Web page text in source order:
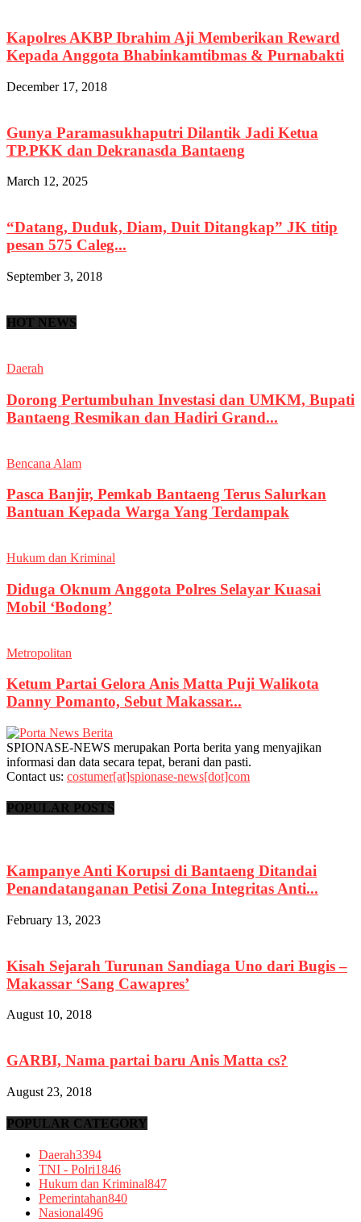
Kapolres AKBP Ibrahim Aji Memberikan Reward
Kepada Anggota Bhabinkamtibmas & Purnabakti
December 17, 2018
Gunya Paramasukhaputri Dilantik Jadi Ketua
TP.PKK dan Dekranasda Bantaeng
March 12, 2025
“Datang, Duduk, Diam, Duit Ditangkap” JK titip
pesan 575 Caleg...
September 3, 2018
HOT NEWS
Daerah
Dorong Pertumbuhan Investasi dan UMKM, Bupati
Bantaeng Resmikan dan Hadiri Grand...
Bencana Alam
Pasca Banjir, Pemkab Bantaeng Terus Salurkan
Bantuan Kepada Warga Yang Terdampak
Hukum dan Kriminal
Diduga Oknum Anggota Polres Selayar Kuasai
Mobil ‘Bodong’
Metropolitan
Ketum Partai Gelora Anis Matta Puji Walikota
Danny Pomanto, Sebut Makassar...
SPIONASE-NEWS merupakan Porta berita yang menyajikan
informasi dan data secara tepat, berani dan pasti.
Contact us: costumer[at]spionase-news[dot]com
POPULAR POSTS
Kampanye Anti Korupsi di Bantaeng Ditandai
Penandatanganan Petisi Zona Integritas Anti...
February 13, 2023
Kisah Sejarah Turunan Sandiaga Uno dari Bugis –
Makassar ‘Sang Cawapres’
August 10, 2018
GARBI, Nama partai baru Anis Matta cs?
August 23, 2018
POPULAR CATEGORY
Daerah3394
TNI - Polri1846
Hukum dan Kriminal847
Pemerintahan840
Nasional496